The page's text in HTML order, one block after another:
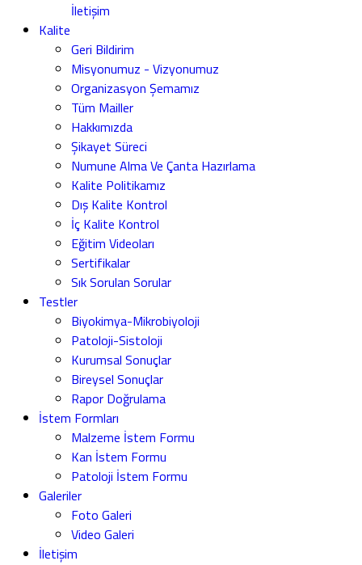
İletişim
Kalite
Geri Bildirim
Misyonumuz - Vizyonumuz
Organizasyon Şemamız
Tüm Mailler
Hakkımızda
Şikayet Süreci
Numune Alma Ve Çanta Hazırlama
Kalite Politikamız
Dış Kalite Kontrol
İç Kalite Kontrol
Eğitim Videoları
Sertifikalar
Sık Sorulan Sorular
Testler
Biyokimya-Mikrobiyoloji
Patoloji-Sistoloji
Kurumsal Sonuçlar
Bireysel Sonuçlar
Rapor Doğrulama
İstem Formları
Malzeme İstem Formu
Kan İstem Formu
Patoloji İstem Formu
Galeriler
Foto Galeri
Video Galeri
İletişim